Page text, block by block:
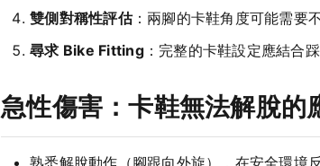
雙側對稱性評估：兩腳的卡鞋角度可能需要
尋求 Bike Fitting：完整的卡鞋設定應結合
急性傷害：卡鞋無法解脫的